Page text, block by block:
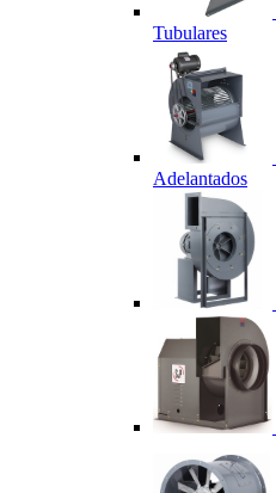
Tubulares
Adelantados